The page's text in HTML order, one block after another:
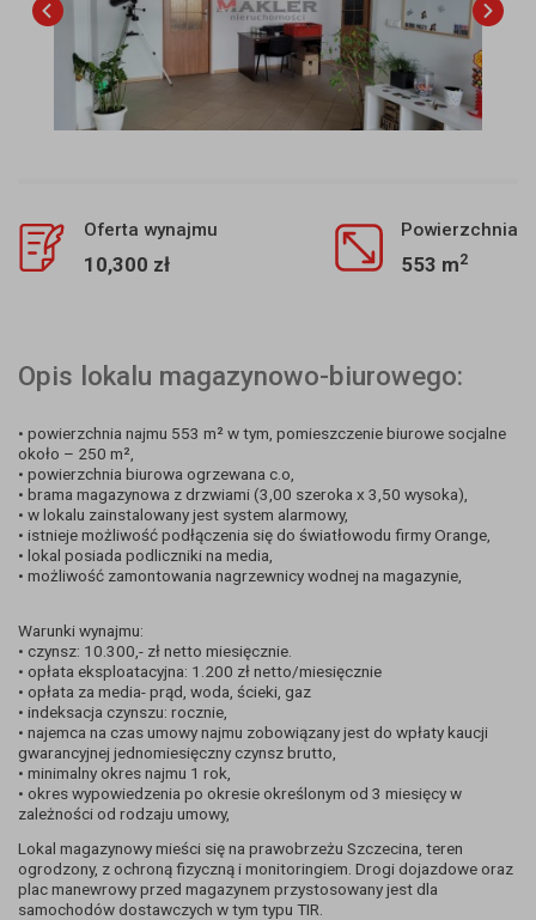
Oferta wynajmu
10,300 zł
Powierzchnia
553 m2
Opis lokalu magazynowo-biurowego:
• powierzchnia najmu 553 m² w tym, pomieszczenie biurowe socjalne
około – 250 m²,
• powierzchnia biurowa ogrzewana c.o,
• brama magazynowa z drzwiami (3,00 szeroka x 3,50 wysoka),
• w lokalu zainstalowany jest system alarmowy,
• istnieje możliwość podłączenia się do światłowodu firmy Orange,
• lokal posiada podliczniki na media,
• możliwość zamontowania nagrzewnicy wodnej na magazynie,
Warunki wynajmu:
• czynsz: 10.300,- zł netto miesięcznie.
• opłata eksploatacyjna: 1.200 zł netto/miesięcznie
• opłata za media- prąd, woda, ścieki, gaz
• indeksacja czynszu: rocznie,
• najemca na czas umowy najmu zobowiązany jest do wpłaty kaucji
gwarancyjnej jednomiesięczny czynsz brutto,
• minimalny okres najmu 1 rok,
• okres wypowiedzenia po okresie określonym od 3 miesięcy w
zależności od rodzaju umowy,
Lokal magazynowy mieści się na prawobrzeżu Szczecina, teren
ogrodzony, z ochroną fizyczną i monitoringiem. Drogi dojazdowe oraz
plac manewrowy przed magazynem przystosowany jest dla
samochodów dostawczych w tym typu TIR.